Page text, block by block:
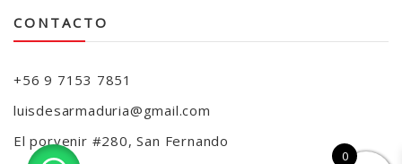
CONTACTO
+56 9 7153 7851
luisdesarmaduria@gmail.com
El porvenir #280, San Fernando
0